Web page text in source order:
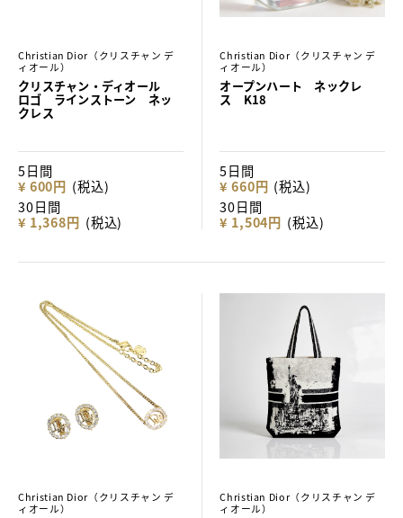
Christian Dior（クリスチャン デ
ィオール）
クリスチャン・ディオール
ロゴ ラインストーン ネッ
クレス
5日間
¥ 600円 (税込)
30日間
¥ 1,368円 (税込)
Christian Dior（クリスチャン デ
ィオール）
オープンハート ネックレ
ス K18
5日間
¥ 660円 (税込)
30日間
¥ 1,504円 (税込)
Christian Dior（クリスチャン デ
ィオール）
Christian Dior（クリスチャン デ
ィオール）